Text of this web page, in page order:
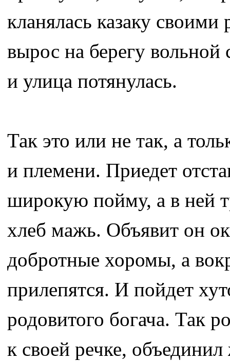
кланялась казаку
вырос на берегу вольной
и улица потянулась.
Так это или не так, а
и племени. Приедет
широкую пойму, а в ней
хлеб мажь. Объявит он
добротные хоромы, а
прилепятся. И пойдет
родовитого богача. Так
к своей речке,